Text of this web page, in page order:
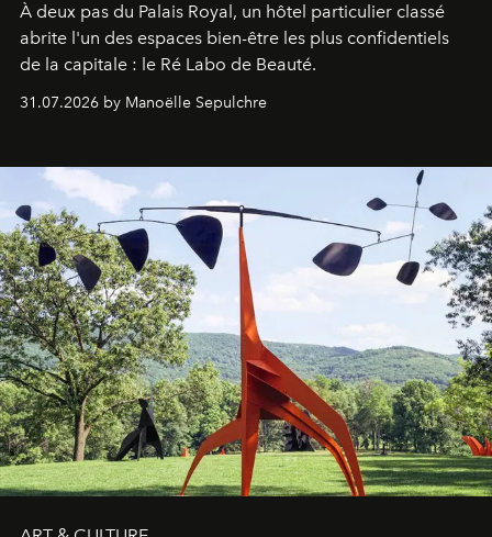
À deux pas du Palais Royal, un hôtel particulier classé
abrite l'un des espaces bien-être les plus confidentiels
de la capitale : le Ré Labo de Beauté.
31.07.2026 by Manoëlle Sepulchre